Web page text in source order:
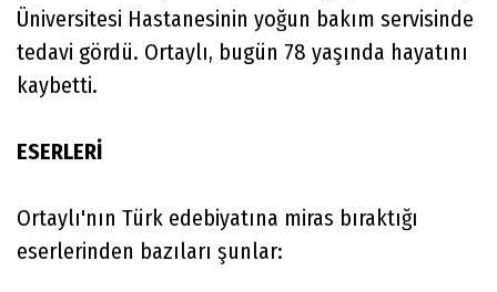
Üniversitesi Hastanesinin yoğun bakım servisinde
tedavi gördü. Ortaylı, bugün 78 yaşında hayatını
kaybetti.
ESERLERİ
Ortaylı'nın Türk edebiyatına miras bıraktığı
eserlerinden bazıları şunlar: